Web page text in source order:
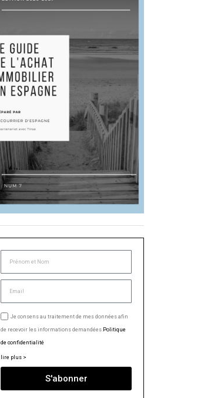
Je consens au traitement de mes données afin
de recevoir les informations demandées.Politique
de confidentialité
lire plus >
S'abonner